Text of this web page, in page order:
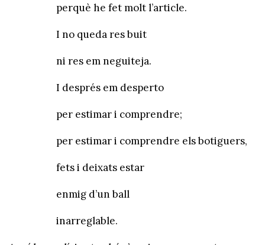
perquè he fet molt l’article.
I no queda res buit
ni res em neguiteja.
I després em desperto
per estimar i comprendre;
per estimar i comprendre els botiguers,
fets i deixats estar
enmig d’un ball
inarreglable.